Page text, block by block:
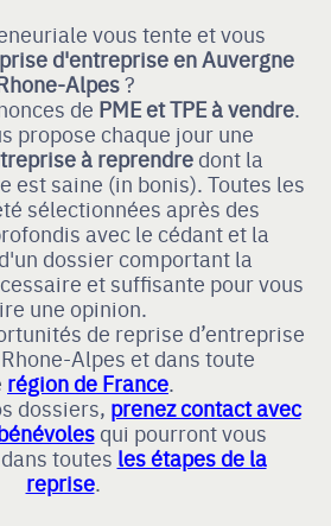
vous tente et vous
d'entreprise en Auvergne
Alpes?
de PME et TPE à vendre.
propose chaque jour une
à reprendre dont la
est saine (in bonis). Toutes les
sélectionnées après des
avec le cédant et la
dossier comportant la
et suffisante pour vous
une opinion.
de reprise d’entreprise
Alpes et dans toute
région de France.
dossiers, prenez contact avec
qui pourront vous
toutes les étapes de la
reprise.